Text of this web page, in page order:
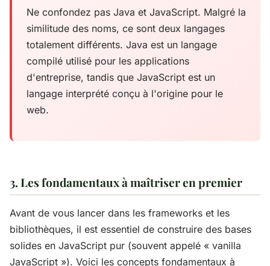
Ne confondez pas Java et JavaScript. Malgré la
similitude des noms, ce sont deux langages
totalement différents. Java est un langage
compilé utilisé pour les applications
d'entreprise, tandis que JavaScript est un
langage interprété conçu à l'origine pour le
web.
3. Les fondamentaux à maîtriser en premier
Avant de vous lancer dans les frameworks et les
bibliothèques, il est essentiel de construire des bases
solides en JavaScript pur (souvent appelé « vanilla
JavaScript »). Voici les concepts fondamentaux à